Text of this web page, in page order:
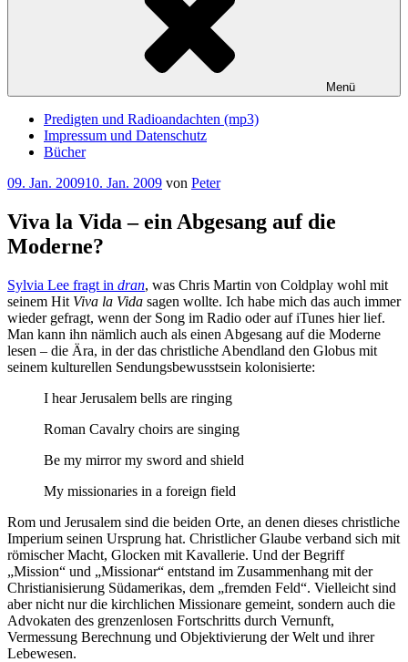
Menü
Predigten und Radioandachten (mp3)
Impressum und Datenschutz
Bücher
Veröffentlicht
09. Jan. 200910. Jan. 2009 von Peter
Viva la Vida – ein Abgesang auf die
Moderne?
Sylvia Lee fragt in dran, was Chris Martin von Coldplay wohl mit
seinem Hit Viva la Vida sagen wollte. Ich habe mich das auch immer
wieder gefragt, wenn der Song im Radio oder auf iTunes hier lief.
Man kann ihn nämlich auch als einen Abgesang auf die Moderne
lesen – die Ära, in der das christliche Abendland den Globus mit
seinem kulturellen Sendungsbewusstsein kolonisierte:
I hear Jerusalem bells are ringing
Roman Cavalry choirs are singing
Be my mirror my sword and shield
My missionaries in a foreign field
Rom und Jerusalem sind die beiden Orte, an denen dieses christliche
Imperium seinen Ursprung hat. Christlicher Glaube verband sich mit
römischer Macht, Glocken mit Kavallerie. Und der Begriff
„Mission“ und „Missionar“ entstand im Zusammenhang mit der
Christianisierung Südamerikas, dem „fremden Feld“. Vielleicht sind
aber nicht nur die kirchlichen Missionare gemeint, sondern auch die
Advokaten des grenzenlosen Fortschritts durch Vernunft,
Vermessung Berechnung und Objektivierung der Welt und ihrer
Lebewesen.